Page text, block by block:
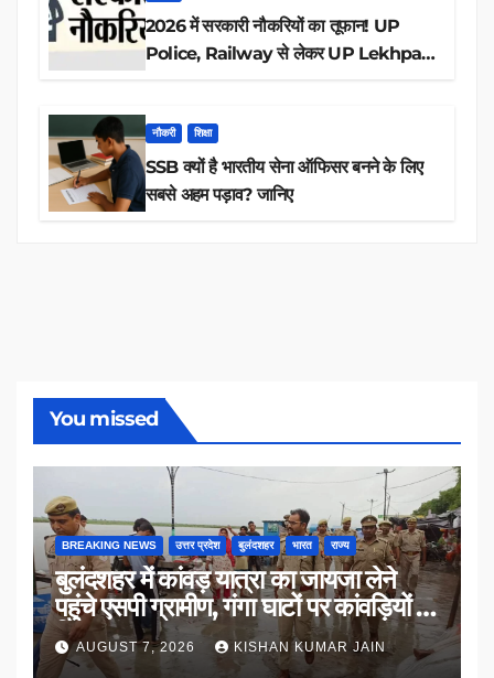
2026 में सरकारी नौकरियों का तूफान! UP
Police, Railway से लेकर UP Lekhpal
नौकरी शिक्षा
SSB क्यों है भारतीय सेना ऑफिसर बनने के लिए
सबसे अहम पड़ाव? जानिए
You missed
BREAKING NEWS उत्तर प्रदेश बुलंदशहर भारत राज्य
बुलंदशहर में कांवड़ यात्रा का जायजा लेने
पहुंचे एसपी ग्रामीण, गंगा घाटों पर कांवड़ियों से
किया संवाद
AUGUST 7, 2026 KISHAN KUMAR JAIN